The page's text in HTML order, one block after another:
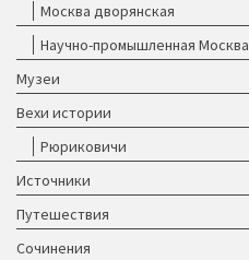
Москва дворянская
Научно-промышленная Москва
Музеи
Вехи истории
Рюриковичи
Источники
Путешествия
Сочинения